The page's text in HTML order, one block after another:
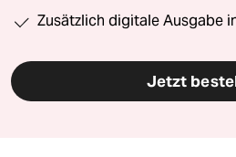
Zusätzlich digitale Ausgabe
Jetzt